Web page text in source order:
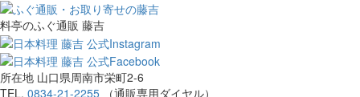
料亭のふぐ通販 藤吉
所在地 山口県周南市栄町2-6
TEL. 0834-21-2255 （通販専用ダイヤル）